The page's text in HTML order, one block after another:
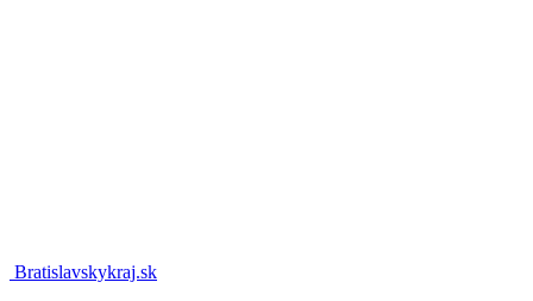
Bratislavskykraj.sk